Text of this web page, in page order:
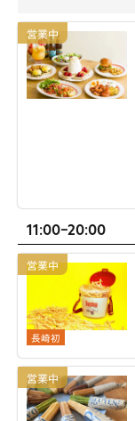
11:00-20:00
長崎初